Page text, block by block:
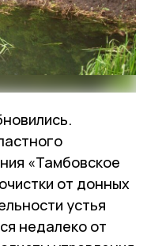
«Тамбовское
от донных
устья
недалеко от